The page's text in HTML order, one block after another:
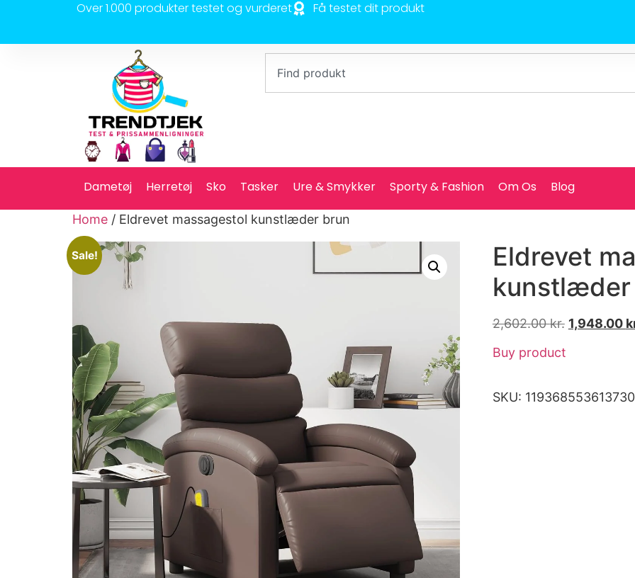
Over 1.000 produkter testet og vurderet Få testet dit produkt
Dametøj Herretøj Sko Tasker Ure & Smykker Sporty & Fashion Om Os Blog
Home / Eldrevet massagestol kunstlæder brun
Sale!
Eldrevet
kunstlæder
2,602.00kr. 1,948.00
Buy product
SKU: